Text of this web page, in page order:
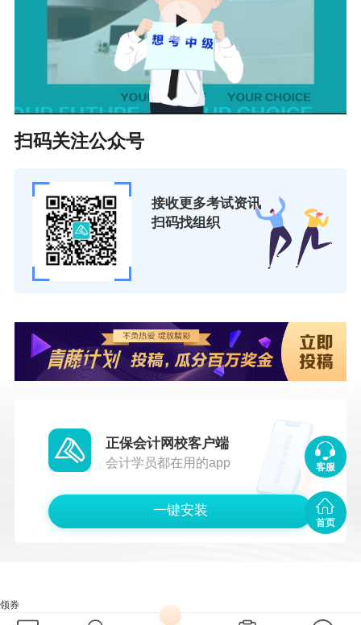
2025中级会计各地报名入口｜信息采集/继续教育
等特殊政策查询
扫码关注公众号
接收更多考试资讯
扫码找组织
正保会计网校客户端
会计学员都在用的app
一键安装
客服
首页
领券